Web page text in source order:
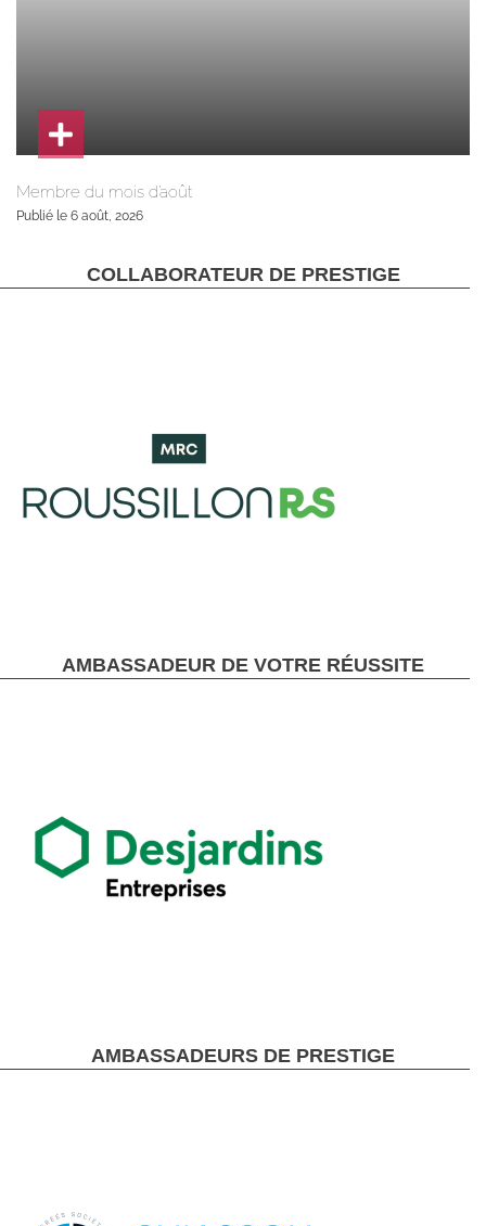
Membre du mois d’août
Publié le 6 août, 2026
COLLABORATEUR DE PRESTIGE
AMBASSADEUR DE VOTRE RÉUSSITE
AMBASSADEURS DE PRESTIGE